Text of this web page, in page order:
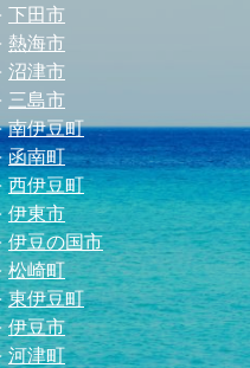
下田市
熱海市
沼津市
三島市
南伊豆町
函南町
西伊豆町
伊東市
伊豆の国市
松崎町
東伊豆町
伊豆市
河津町